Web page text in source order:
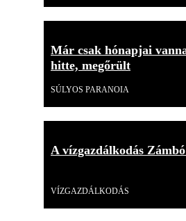
Már csak hónapjai
hitte, megőrült
SÚLYOS PARANOIA
A vízgazdálkodás
VÍZGAZDÁLKODÁS